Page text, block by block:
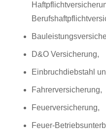
D&O Versicherung,
Einbruchdiebstahl
Fahrerversicherung,
Feuerversicherung,
Feuer-